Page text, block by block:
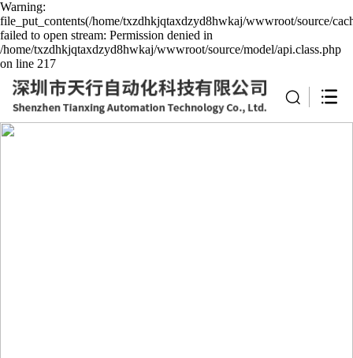
Warning:
file_put_contents(/home/txzdhkjqtaxdzyd8hwkaj/wwwroot/source/
failed to open stream: Permission denied in
/home/txzdhkjqtaxdzyd8hwkaj/wwwroot/source/model/api.class.php
on line 217